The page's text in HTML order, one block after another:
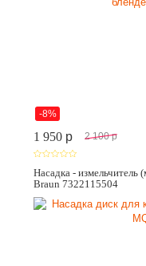
-8%
1 950 p 2 100 p
Насадка - измельчитель
Braun 7322115504